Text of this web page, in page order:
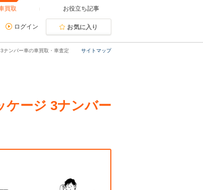
買取 お役立ち記事
ログイン お気に入り
サイトマップ
ナンバー車の車買取・車査定
ケージ 3ナンバー